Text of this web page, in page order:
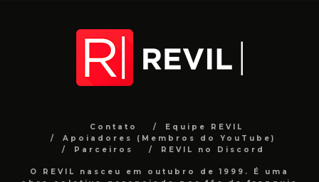
Contato
Equipe REVIL
Apoiadores (Membros do YouTube)
Parceiros
REVIL no Discord
O REVIL nasceu em outubro de 1999. É uma